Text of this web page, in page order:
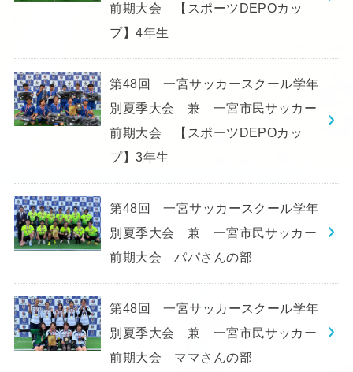
前期大会 【スポーツDEPOカッ
プ】4年生
第48回 一宮サッカースクール学年
別夏季大会 兼 一宮市民サッカー
前期大会 【スポーツDEPOカッ
プ】3年生
第48回 一宮サッカースクール学年
別夏季大会 兼 一宮市民サッカー
前期大会 パパさんの部
第48回 一宮サッカースクール学年
別夏季大会 兼 一宮市民サッカー
前期大会 ママさんの部